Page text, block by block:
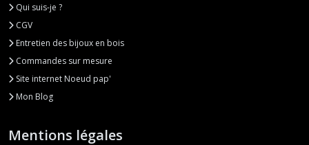
Qui suis-je ?
CGV
Entretien des bijoux en bois
Commandes sur mesure
Site internet Noeud pap'
Mon Blog
Mentions légales